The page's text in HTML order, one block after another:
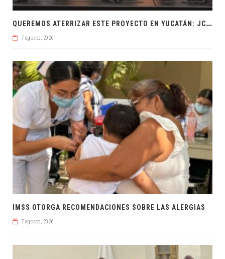
Q
UEREMOS ATERRIZAR ESTE PROYECTO EN YUCATÁN: JCRM
7 agosto, 2026
IMSS OTORGA RECOMENDACIONES SOBRE LAS ALERGIAS
7 agosto, 2026